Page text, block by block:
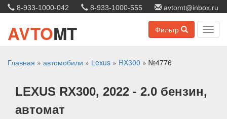
8-933-1000-042 8-933-1000-555 avtomt@inbox.ru
Фильтр
AVTOMT
Главная » автомобили » Lexus » RX300 » №4776
LEXUS RX300, 2022 - 2.0 бензин,
автомат